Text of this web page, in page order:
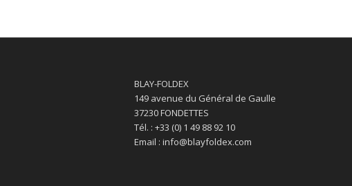
BLAY-FOLDEX
149 avenue du Général de Gaulle
37230 FONDETTES
Tél. : +33 (0) 1 49 88 92 10
Email : info@blayfoldex.com